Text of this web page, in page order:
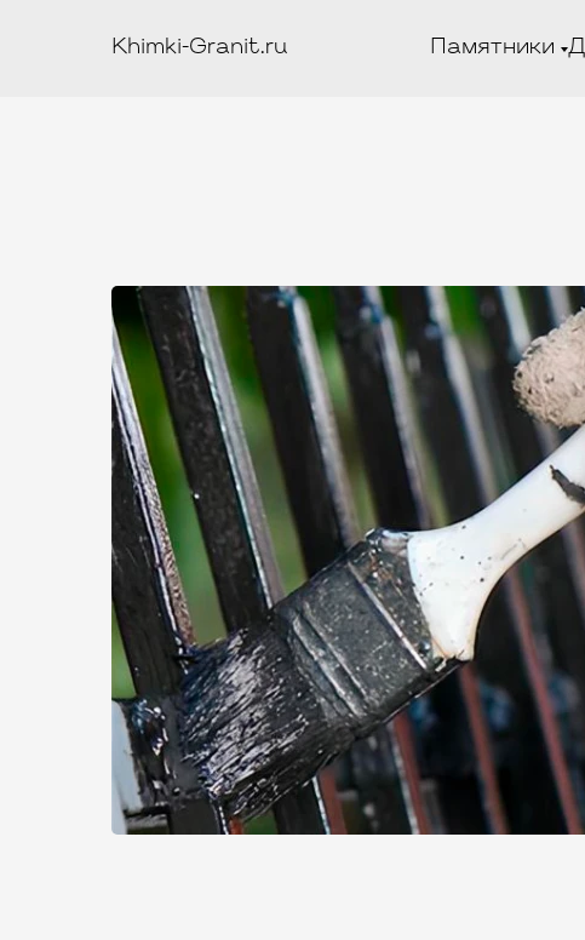
Khimki-Granit.ru Памятники